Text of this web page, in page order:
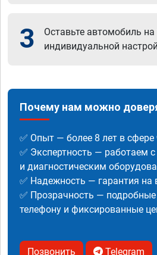
3
Оставьте автомобиль
индивидуальной
Почему нам можно
✅ Опыт — более 8 лет в сфере
✅ Экспертность — работаем
и диагностическим
✅ Надежность — гарантия на
✅ Прозрачность —
телефону и фиксированные
Позвонить Telegram